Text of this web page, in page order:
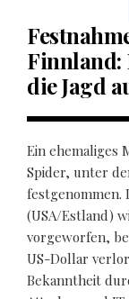
Finnland:
die Jagd
Ein ehemaliges
Spider, unter
festgenommen.
(USA/Estland)
vorgeworfen,
US-Dollar
Bekanntheit